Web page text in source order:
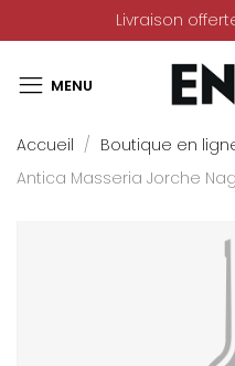
Livraison
Accueil Boutique en
Antica Masseria Jorche